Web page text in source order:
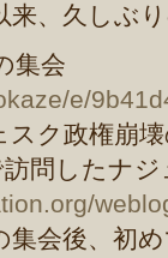
来、久しぶ
集会
e/
ク政権崩
問したナ
会後、初